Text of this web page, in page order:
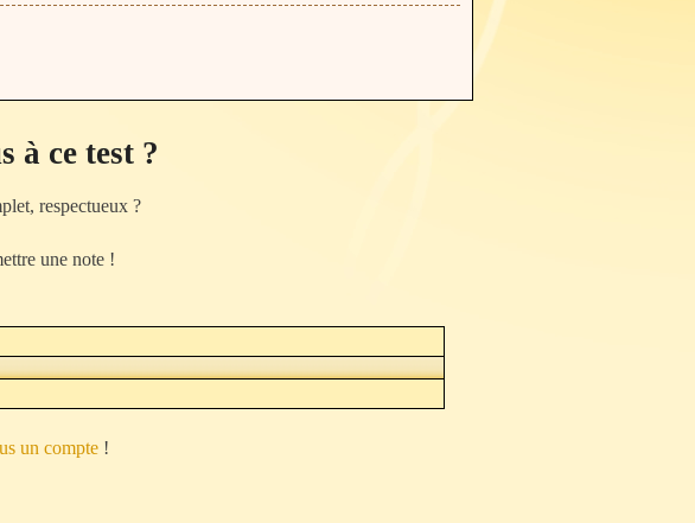
à ce test ?
respectueux ?
une note !
un compte !